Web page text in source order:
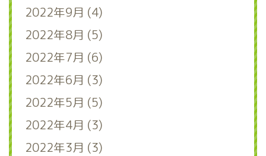
2022年9月 (4)
2022年8月 (5)
2022年7月 (6)
2022年6月 (3)
2022年5月 (5)
2022年4月 (3)
2022年3月 (3)